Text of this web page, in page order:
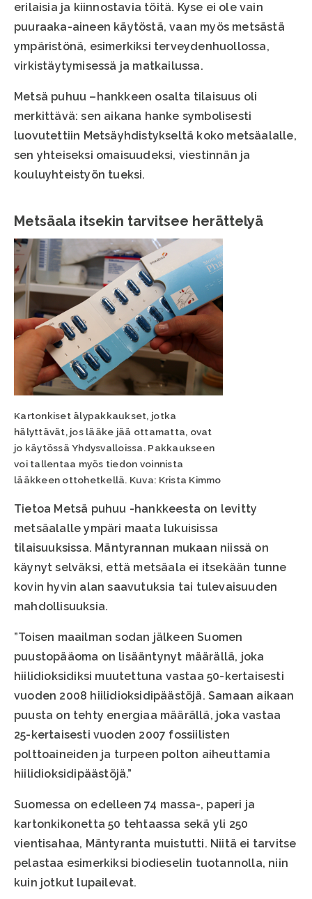
erilaisia ja kiinnostavia töitä. Kyse ei ole vain
puuraaka-aineen käytöstä, vaan myös metsästä
ympäristönä, esimerkiksi terveydenhuollossa,
virkistäytymisessä ja matkailussa.
Metsä puhuu –hankkeen osalta tilaisuus oli
merkittävä: sen aikana hanke symbolisesti
luovutettiin Metsäyhdistykseltä koko metsäalalle,
sen yhteiseksi omaisuudeksi, viestinnän ja
kouluyhteistyön tueksi.
Metsäala itsekin tarvitsee herättelyä
Kartonkiset älypakkaukset, jotka
hälyttävät, jos lääke jää ottamatta, ovat
jo käytössä Yhdysvalloissa. Pakkaukseen
voi tallentaa myös tiedon voinnista
lääkkeen ottohetkellä. Kuva: Krista Kimmo
Tietoa Metsä puhuu -hankkeesta on levitty
metsäalalle ympäri maata lukuisissa
tilaisuuksissa. Mäntyrannan mukaan niissä on
käynyt selväksi, että metsäala ei itsekään tunne
kovin hyvin alan saavutuksia tai tulevaisuuden
mahdollisuuksia.
”Toisen maailman sodan jälkeen Suomen
puustopääoma on lisääntynyt määrällä, joka
hiilidioksidiksi muutettuna vastaa 50-kertaisesti
vuoden 2008 hiilidioksidipäästöjä. Samaan aikaan
puusta on tehty energiaa määrällä, joka vastaa
25-kertaisesti vuoden 2007 fossiilisten
polttoaineiden ja turpeen polton aiheuttamia
hiilidioksidipäästöjä.”
Suomessa on edelleen 74 massa-, paperi ja
kartonkikonetta 50 tehtaassa sekä yli 250
vientisahaa, Mäntyranta muistutti. Niitä ei tarvitse
pelastaa esimerkiksi biodieselin tuotannolla, niin
kuin jotkut lupailevat.